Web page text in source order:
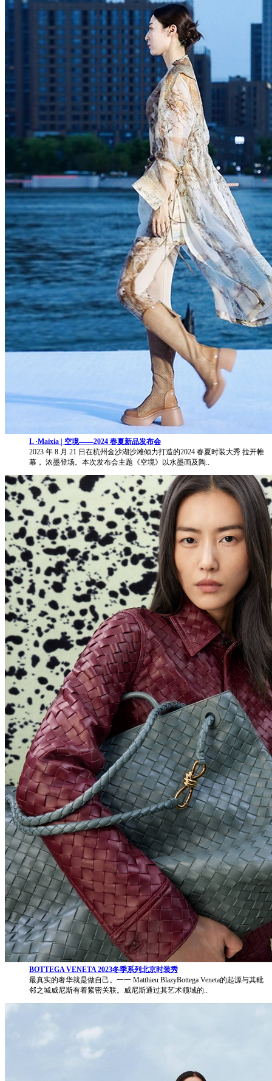
L ·Maixia | 空境——2024 春夏新品发布会
2023 年 8 月 21 日在杭州金沙湖沙滩倾力打造的2024 春夏时装大秀 拉开帷
幕， 浓墨登场。本次发布会主题《空境》以水墨画及陶..
BOTTEGA VENETA 2023冬季系列北京时装秀
最真实的奢华就是做自己。一一 Matthieu BlazyBottega Veneta的起源与其毗
邻之城威尼斯有着紧密关联。威尼斯通过其艺术领域的..